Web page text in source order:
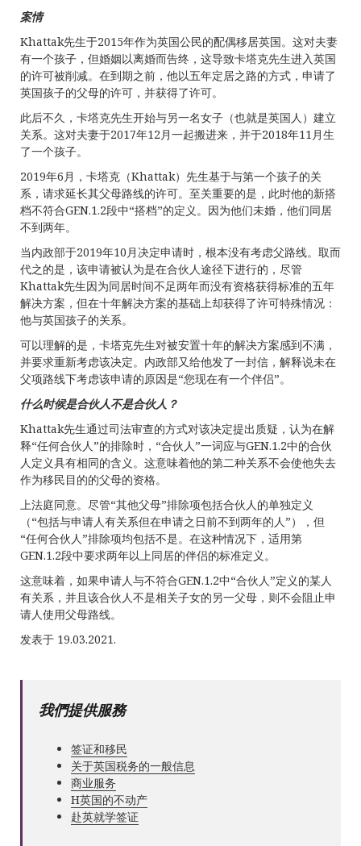
案情
Khattak先生于2015年作为英国公民的配偶移居英国。这对夫妻
有一个孩子，但婚姻以离婚而告终，这导致卡塔克先生进入英国
的许可被削减。在到期之前，他以五年定居之路的方式，申请了
英国孩子的父母的许可，并获得了许可。
此后不久，卡塔克先生开始与另一名女子（也就是英国人）建立
关系。这对夫妻于2017年12月一起搬进来，并于2018年11月生
了一个孩子。
2019年6月，卡塔克（Khattak）先生基于与第一个孩子的关
系，请求延长其父母路线的许可。至关重要的是，此时他的新搭
档不符合GEN.1.2段中“搭档”的定义。因为他们未婚，他们同居
不到两年。
当内政部于2019年10月决定申请时，根本没有考虑父路线。取而
代之的是，该申请被认为是在合伙人途径下进行的，尽管
Khattak先生因为同居时间不足两年而没有资格获得标准的五年
解决方案，但在十年解决方案的基础上却获得了许可特殊情况：
他与英国孩子的关系。
可以理解的是，卡塔克先生对被安置十年的解决方案感到不满，
并要求重新考虑该决定。内政部又给他发了一封信，解释说未在
父项路线下考虑该申请的原因是“您现在有一个伴侣”。
什么时候是合伙人不是合伙人？
Khattak先生通过司法审查的方式对该决定提出质疑，认为在解
释“任何合伙人”的排除时，“合伙人”一词应与GEN.1.2中的合伙
人定义具有相同的含义。这意味着他的第二种关系不会使他失去
作为移民目的的父母的资格。
上法庭同意。尽管“其他父母”排除项包括合伙人的单独定义
（“包括与申请人有关系但在申请之日前不到两年的人”），但
“任何合伙人”排除项均包括不是。在这种情况下，适用第
GEN.1.2段中要求两年以上同居的伴侣的标准定义。
这意味着，如果申请人与不符合GEN.1.2中“合伙人”定义的某人
有关系，并且该合伙人不是相关子女的另一父母，则不会阻止申
请人使用父母路线。
发表于 19.03.2021.
我們提供服務
签证和移民
关于英国税务的一般信息
商业服务
Н英国的不动产
赴英就学签证